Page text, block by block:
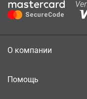
О компании
Помощь